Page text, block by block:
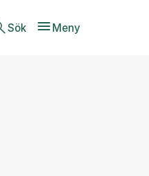
Sök Meny